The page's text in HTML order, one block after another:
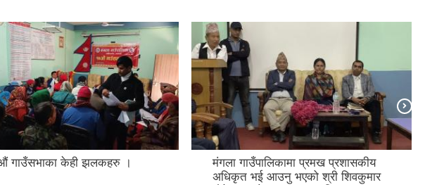
गाउँसभाका केही झलकहरु ।
मंगला गाउँपालिकामा प्रमख प्रशासकीय
अधिकृत भई आउनु भएको श्री शिवकुमार